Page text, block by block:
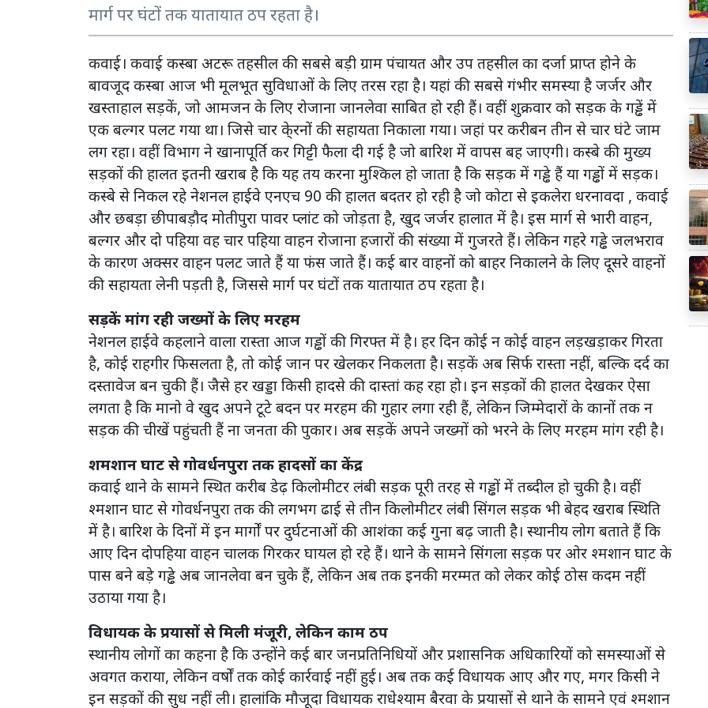
मार्ग पर घंटों तक यातायात ठप रहता है।
कवाई। कवाई कस्बा अटरू तहसील की सबसे बड़ी ग्राम पंचायत और उप तहसील का दर्जा प्राप्त होने के
बावजूद कस्बा आज भी मूलभूत सुविधाओं के लिए तरस रहा है। यहां की सबसे गंभीर समस्या है जर्जर और
खस्ताहाल सड़कें, जो आमजन के लिए रोजाना जानलेवा साबित हो रही हैं। वहीं शुक्रवार को सड़क के गड्ढें में
एक बल्गर पलट गया था। जिसे चार के्रनों की सहायता निकाला गया। जहां पर करीबन तीन से चार घंटे जाम
लग रहा। वहीं विभाग ने खानापूर्ति कर गिट्टी फैला दी गई है जो बारिश में वापस बह जाएगी। कस्बे की मुख्य
सड़कों की हालत इतनी खराब है कि यह तय करना मुश्किल हो जाता है कि सड़क में गड्ढे हैं या गड्ढों में सड़क।
कस्बे से निकल रहे नेशनल हाईवे एनएच 90 की हालत बदतर हो रही है जो कोटा से इकलेरा धरनावदा , कवाई
और छबड़ा छीपाबड़ौद मोतीपुरा पावर प्लांट को जोड़ता है, खुद जर्जर हालात में है। इस मार्ग से भारी वाहन,
बल्गर और दो पहिया वह चार पहिया वाहन रोजाना हजारों की संख्या में गुजरते हैं। लेकिन गहरे गड्ढे जलभराव
के कारण अक्सर वाहन पलट जाते हैं या फंस जाते हैं। कई बार वाहनों को बाहर निकालने के लिए दूसरे वाहनों
की सहायता लेनी पड़ती है, जिससे मार्ग पर घंटों तक यातायात ठप रहता है।
सड़कें मांग रही जख्मों के लिए मरहम
नेशनल हाईवे कहलाने वाला रास्ता आज गड्ढों की गिरफ्त में है। हर दिन कोई न कोई वाहन लड़खड़ाकर गिरता
है, कोई राहगीर फिसलता है, तो कोई जान पर खेलकर निकलता है। सड़कें अब सिर्फ रास्ता नहीं, बल्कि दर्द का
दस्तावेज बन चुकी हैं। जैसे हर खड्डा किसी हादसे की दास्तां कह रहा हो। इन सड़कों की हालत देखकर ऐसा
लगता है कि मानो वे खुद अपने टूटे बदन पर मरहम की गुहार लगा रही हैं, लेकिन जिम्मेदारों के कानों तक न
सड़क की चीखें पहुंचती हैं ना जनता की पुकार। अब सड़कें अपने जख्मों को भरने के लिए मरहम मांग रही है।
शमशान घाट से गोवर्धनपुरा तक हादसों का केंद्र
कवाई थाने के सामने स्थित करीब डेढ़ किलोमीटर लंबी सड़क पूरी तरह से गड्ढों में तब्दील हो चुकी है। वहीं
श्मशान घाट से गोवर्धनपुरा तक की लगभग ढाई से तीन किलोमीटर लंबी सिंगल सड़क भी बेहद खराब स्थिति
में है। बारिश के दिनों में इन मार्गों पर दुर्घटनाओं की आशंका कई गुना बढ़ जाती है। स्थानीय लोग बताते हैं कि
आए दिन दोपहिया वाहन चालक गिरकर घायल हो रहे हैं। थाने के सामने सिंगला सड़क पर ओर श्मशान घाट के
पास बने बड़े गड्ढे अब जानलेवा बन चुके हैं, लेकिन अब तक इनकी मरम्मत को लेकर कोई ठोस कदम नहीं
उठाया गया है।
विधायक के प्रयासों से मिली मंजूरी, लेकिन काम ठप
स्थानीय लोगों का कहना है कि उन्होंने कई बार जनप्रतिनिधियों और प्रशासनिक अधिकारियों को समस्याओं से
अवगत कराया, लेकिन वर्षों तक कोई कार्रवाई नहीं हुई। अब तक कई विधायक आए और गए, मगर किसी ने
इन सड़कों की सुध नहीं ली। हालांकि मौजूदा विधायक राधेश्याम बैरवा के प्रयासों से थाने के सामने एवं श्मशान